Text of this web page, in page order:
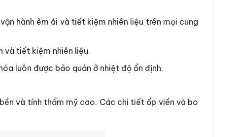
hành êm ái và tiết kiệm nhiên liệu trên mọi cung
và tiết kiệm nhiên liệu.
luôn được bảo quản ở nhiệt độ ổn định.
và tính thẩm mỹ cao. Các chi tiết ốp viền và bo